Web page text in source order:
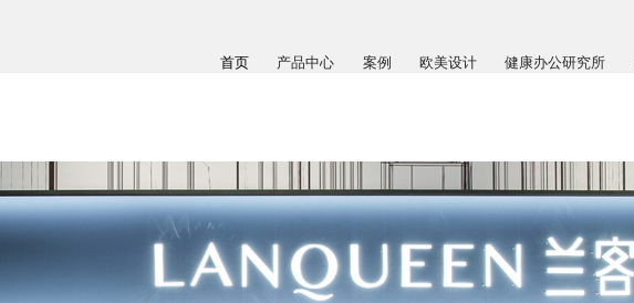
首页 产品中心 案例 欧美设计 健康办公研究所